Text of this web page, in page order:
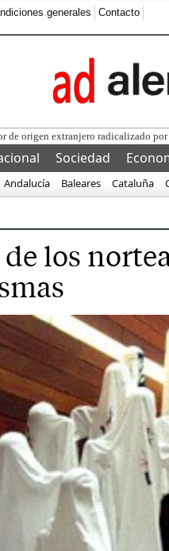
generales Contacto
Sociedad
Andalucía Baleares Cataluña
los